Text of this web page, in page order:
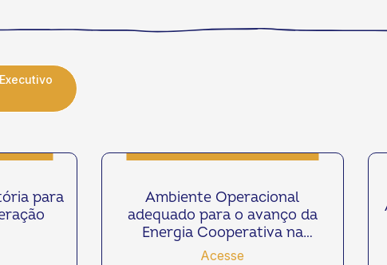
para
Ambiente Operacional
adequado para o avanço da
Energia Cooperativa na
Geração Distribuída
Acesse